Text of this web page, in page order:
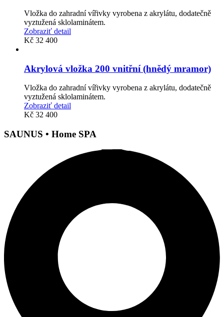
Vložka do zahradní vířivky vyrobena z akrylátu, dodatečně
vyztužená sklolaminátem.
Zobraziť detail
Kč 32 400
Akrylová vložka 200 vnitřní (hnědý mramor)
Vložka do zahradní vířivky vyrobena z akrylátu, dodatečně
vyztužená sklolaminátem.
Zobraziť detail
Kč 32 400
SAUNUS • Home SPA